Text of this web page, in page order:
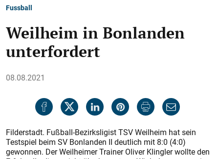
Fussball
Weilheim in Bonlanden
unterfordert
08.08.2021
Filderstadt. Fußball-Bezirksligist TSV Weilheim hat sein
Testspiel beim SV Bonlanden II deutlich mit 8:0 (4:0)
gewonnen. Der Weilheimer Trainer Oliver Klingler wollte den